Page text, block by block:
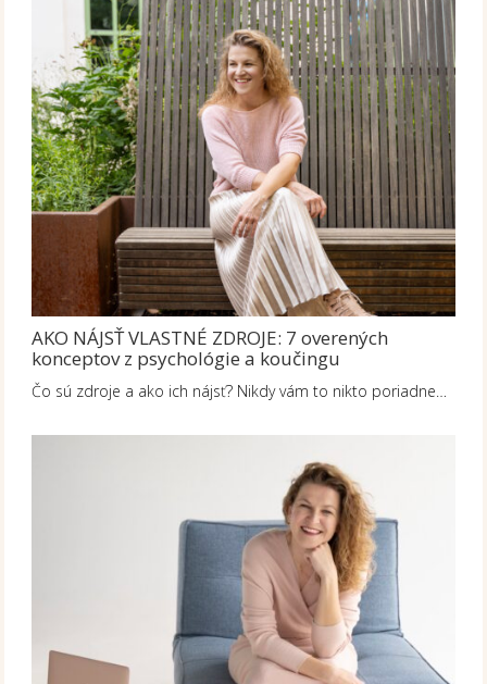
AKO NÁJSŤ VLASTNÉ ZDROJE: 7 overených
konceptov z psychológie a koučingu
Čo sú zdroje a ako ich nájsť? Nikdy vám to nikto poriadne…